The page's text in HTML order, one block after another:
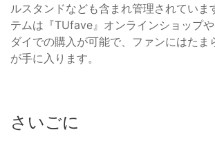
ルスタンドなども含まれ管理されていま
テムは『TUfave』オンラインショップ
ダイでの購入が可能で、ファンにはたま
が手に入ります。
さいごに